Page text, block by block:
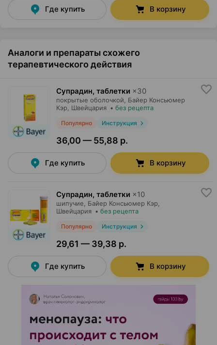
Где купить В корзину
Аналоги и препараты схожего
терапевтического действия
Супрадин, таблетки ×30
покрытые оболочкой,
Байер Консьюмер
Кэр , Швейцария • без рецепта
Популярно Инструкция
36,00 — 55,88 р.
Где купить В корзину
Супрадин, таблетки ×10
шипучие, Байер Консьюмер Кэр
Швейцария • без рецепта
Популярно Инструкция
29,61 — 39,38 р.
Где купить В корзину